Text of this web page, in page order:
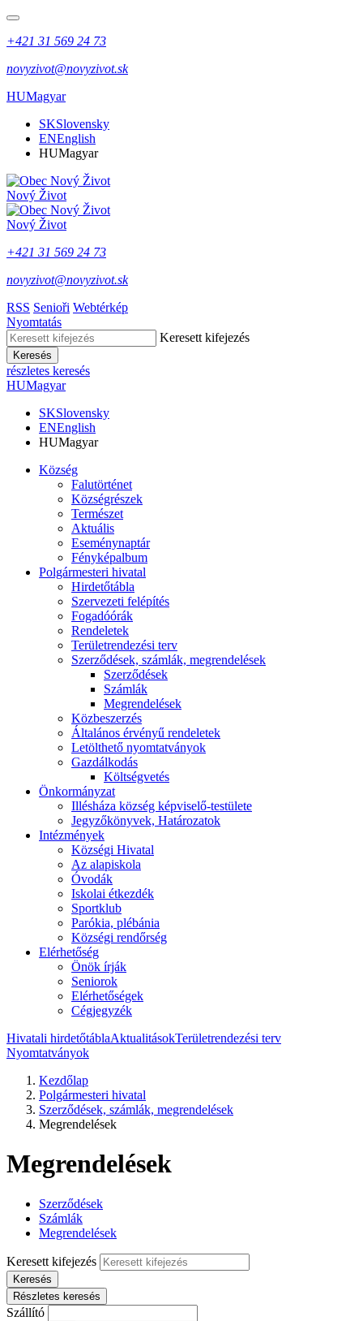
+421 31 569 24 73
novyzivot@novyzivot.sk
HUMagyar
SKSlovensky
ENEnglish
HUMagyar
Nový Život
Nový Život
+421 31 569 24 73
novyzivot@novyzivot.sk
RSS Senioři Webtérkép
Nyomtatás
Keresett kifejezés
Keresés
részletes keresés
HUMagyar
SKSlovensky
ENEnglish
HUMagyar
Község
Falutörténet
Községrészek
Természet
Aktuális
Eseménynaptár
Fényképalbum
Polgármesteri hivatal
Hirdetőtábla
Szervezeti felépítés
Fogadóórák
Rendeletek
Területrendezési terv
Szerződések, számlák, megrendelések
Szerződések
Számlák
Megrendelések
Közbeszerzés
Általános érvényű rendeletek
Letölthető nyomtatványok
Gazdálkodás
Költségvetés
Önkormányzat
Illésháza község képviselő-testülete
Jegyzőkönyvek, Határozatok
Intézmények
Községi Hivatal
Az alapiskola
Óvodák
Iskolai étkezdék
Sportklub
Parókia, plébánia
Községi rendőrség
Elérhetőség
Önök írják
Seniorok
Elérhetőségek
Cégjegyzék
Hivatali hirdetőtáblaAktualitásokTerületrendezési terv
Nyomtatványok
Kezdőlap
Polgármesteri hivatal
Szerződések, számlák, megrendelések
Megrendelések
Megrendelések
Szerződések
Számlák
Megrendelések
Keresett kifejezés
Keresés
Részletes keresés
Szállító